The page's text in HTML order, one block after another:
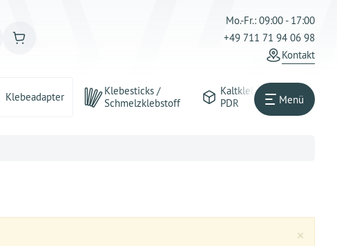
Mo.-Fr.: 09:00 - 17:00
+49 711 71 94 06 98
Kontakt
Klebeadapter
Klebesticks /
Schmelzklebstoff
Kaltkleber
PDR
Menü
×